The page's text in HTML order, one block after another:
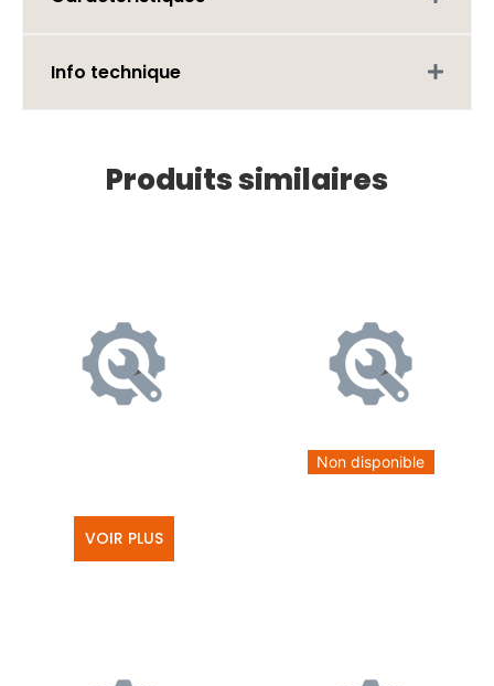
Info technique
Produits similaires
VOIR PLUS
Non disponible